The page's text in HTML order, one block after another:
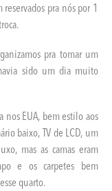
pra nós por 1
pra tomar um
sido um dia muito
nos EUA, bem estilo aos
baixo, TV de LCD, um
mas as camas eram
e os carpetes bem
quarto.